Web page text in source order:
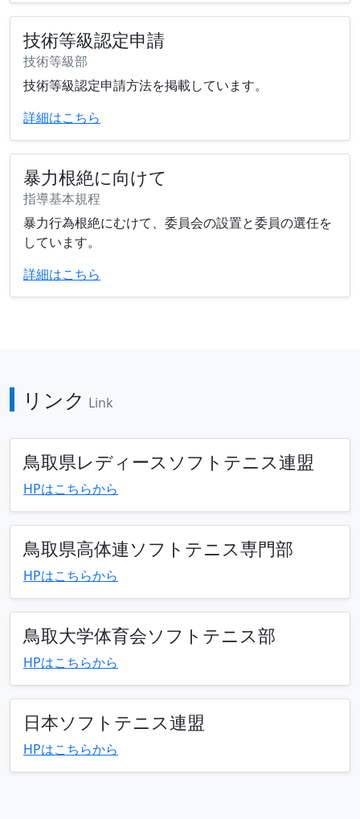
技術等級認定申請
技術等級部
技術等級認定申請方法を掲載しています。
詳細はこちら
暴力根絶に向けて
指導基本規程
暴力行為根絶にむけて、委員会の設置と委員の選任を
しています。
詳細はこちら
リンク Link
鳥取県レディースソフトテニス連盟
HPはこちらから
鳥取県高体連ソフトテニス専門部
HPはこちらから
鳥取大学体育会ソフトテニス部
HPはこちらから
日本ソフトテニス連盟
HPはこちらから